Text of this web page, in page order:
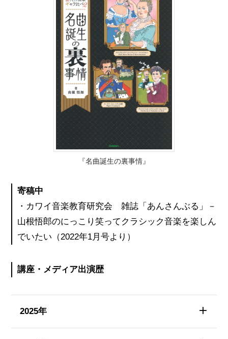
『名曲誕生の裏事情』
寄稿中
・カワイ音楽教育研究会 雑誌「あんさんぶる」－
山根悟郎のにっこり笑ってクラシック音楽を楽しん
でいたい（2022年1月号より）
講座・メディア出演歴
2025年